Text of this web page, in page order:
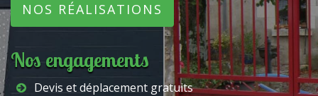
NOS RÉALISATIONS
Nos engagements
Devis et déplacement gratuits